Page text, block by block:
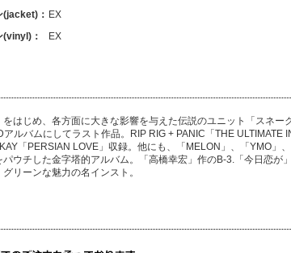
(jacket)： EX
(vinyl)：
EX
をはじめ、各方面に大きな影響を与えた伝説のユニット「スネ
アルバムにしてラスト作品。RIP RIG + PANIC「THE ULTIMATE
「PERSIAN LOVE」収録。他にも、「MELON」、「YMO」
パウチした金字塔的アルバム。「高橋幸宏」作のB-3.「今日恋が
リーンな魅力の名インスト。